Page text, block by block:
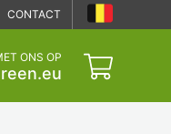
CONTACT
ONS OP